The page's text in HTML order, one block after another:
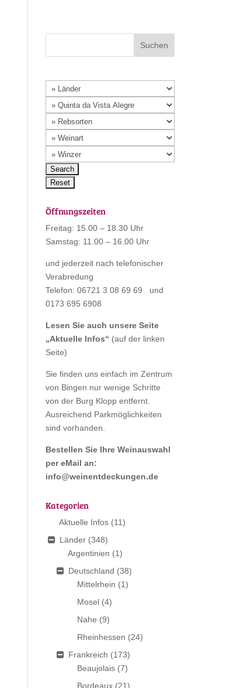
Öffnungszeiten
Freitag: 15.00 – 18.30 Uhr
Samstag: 11.00 – 16.00 Uhr
und jederzeit nach telefonischer
Verabredung
Telefon: 06721 3 08 69 69 und
0173 695 6908
Lesen Sie auch unsere Seite
„Aktuelle Infos“ (auf der linken
Seite)
Sie finden uns einfach im Zentrum
von Bingen nur wenige Schritte
von der Burg Klopp entfernt.
Ausreichend Parkmöglichkeiten
sind vorhanden.
Bestellen Sie Ihre Weinauswahl
per eMail an:
info@weinentdeckungen.de
Kategorien
Aktuelle Infos (11)
Länder (348)
Argentinien (1)
Deutschland (38)
Mittelrhein (1)
Mosel (4)
Nahe (9)
Rheinhessen (24)
Frankreich (173)
Beaujolais (7)
Bordeaux (21)